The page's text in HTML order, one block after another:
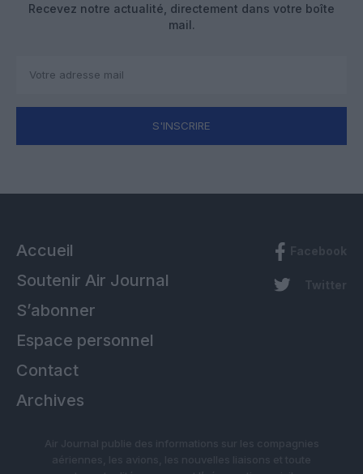
Recevez notre actualité, directement dans votre boîte
mail.
S'INSCRIRE
Accueil
Soutenir Air Journal
S’abonner
Espace personnel
Contact
Archives